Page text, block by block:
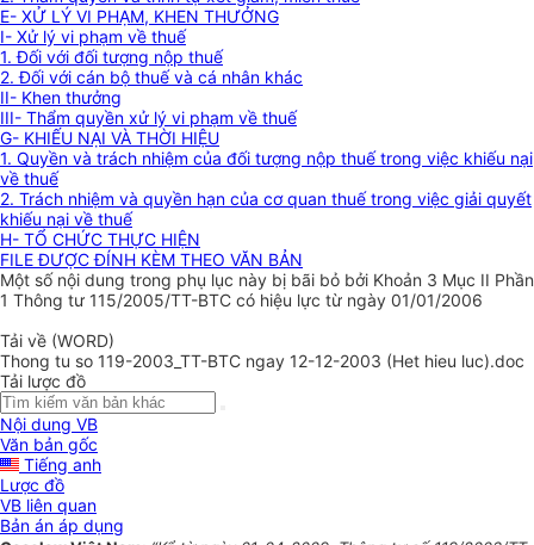
E- XỬ LÝ VI PHẠM, KHEN THƯỞNG
I- Xử lý vi phạm về thuế
1. Đối với đối tượng nộp thuế
2. Đối với cán bộ thuế và cá nhân khác
II- Khen thưởng
III- Thẩm quyền xử lý vi phạm về thuế
G- KHIẾU NẠI VÀ THỜI HIỆU
1. Quyền và trách nhiệm của đối tượng nộp thuế trong việc khiếu nại
về thuế
2. Trách nhiệm và quyền hạn của cơ quan thuế trong việc giải quyết
khiếu nại về thuế
H- TỔ CHỨC THỰC HIỆN
FILE ĐƯỢC ĐÍNH KÈM THEO VĂN BẢN
Một số nội dung trong phụ lục này bị bãi bỏ bởi Khoản 3 Mục II Phần
1 Thông tư 115/2005/TT-BTC có hiệu lực từ ngày 01/01/2006
Tải về (WORD)
Thong tu so 119-2003_TT-BTC ngay 12-12-2003 (Het hieu luc).doc
Tải lược đồ
Nội dung VB
Văn bản gốc
Tiếng anh
Lược đồ
VB liên quan
Bản án áp dụng